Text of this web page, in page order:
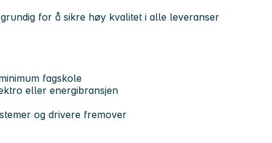
for å sikre høy kvalitet i alle leveranser
fagskole
eller energibransjen
og drivere fremover